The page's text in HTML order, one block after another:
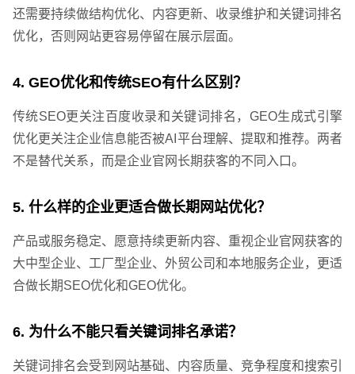
还需要持续做结构优化、内容更新、收录维护和关键词排名
优化，否则网站更容易停留在展示层面。
4. GEO优化和传统SEO有什么区别？
传统SEO更关注百度收录和关键词排名，GEO生成式引擎
优化更关注企业信息能否被AI平台理解、提取和推荐。两者
不是替代关系，而是企业官网长期获客的不同入口。
5. 什么样的企业更适合做长期网站优化？
产品或服务稳定、愿意持续更新内容、重视企业官网获客的
大中型企业、工厂型企业、外贸公司和本地服务企业，更适
合做长期SEO优化和GEO优化。
6. 为什么不能只看关键词排名承诺？
关键词排名会受到网站基础、内容质量、竞争程度和搜索引
您的预算 1万以内 1万-3万